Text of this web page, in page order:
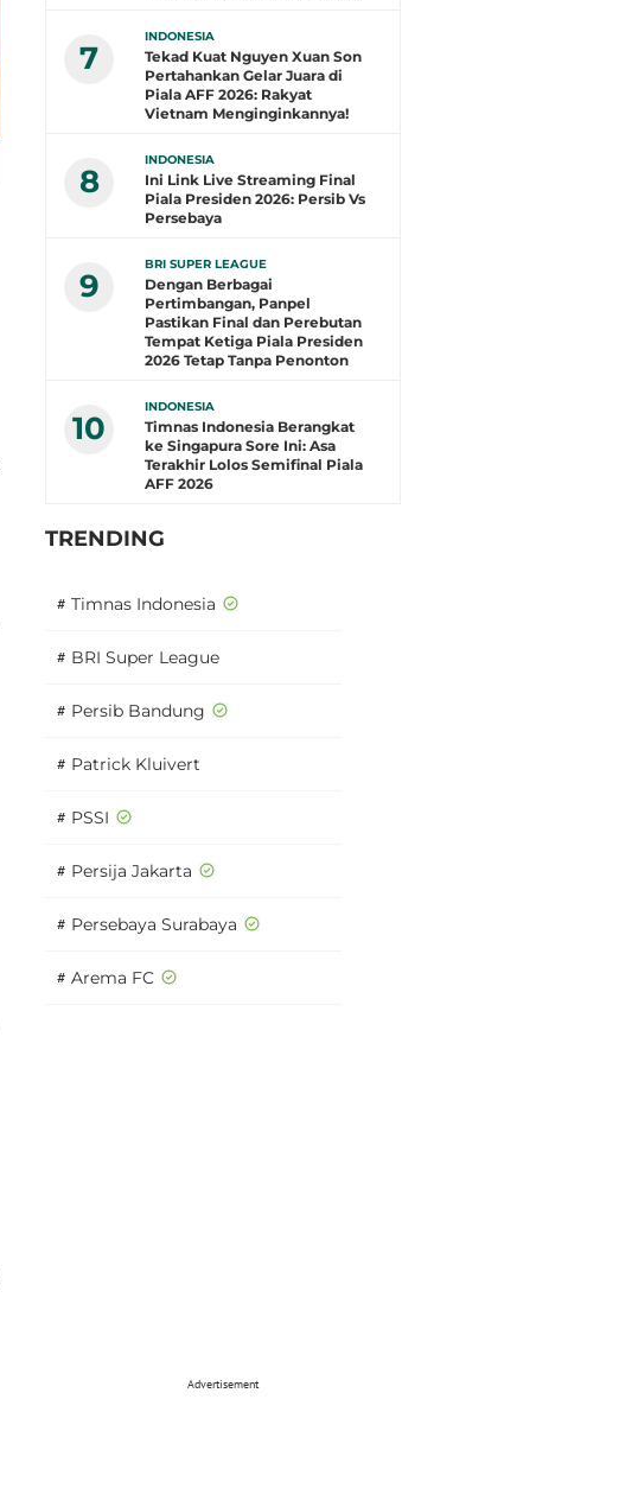
7
INDONESIA
Tekad Kuat Nguyen Xuan Son
Pertahankan Gelar Juara di
Piala AFF 2026: Rakyat
Vietnam Menginginkannya!
8
INDONESIA
Ini Link Live Streaming Final
Piala Presiden 2026: Persib Vs
Persebaya
9
BRI SUPER LEAGUE
Dengan Berbagai
Pertimbangan, Panpel
Pastikan Final dan Perebutan
Tempat Ketiga Piala Presiden
2026 Tetap Tanpa Penonton
10
INDONESIA
Timnas Indonesia Berangkat
ke Singapura Sore Ini: Asa
Terakhir Lolos Semifinal Piala
AFF 2026
TRENDING
# Timnas Indonesia
# BRI Super League
# Persib Bandung
# Patrick Kluivert
# PSSI
# Persija Jakarta
# Persebaya Surabaya
# Arema FC
Advertisement